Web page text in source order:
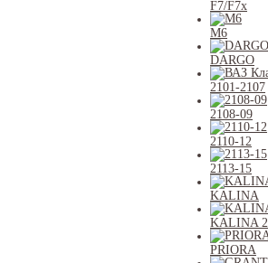
F7/F7x
M6
DARGO
2101-2107
2108-09
2110-12
2113-15
KALINA
KALINA 2
PRIORA